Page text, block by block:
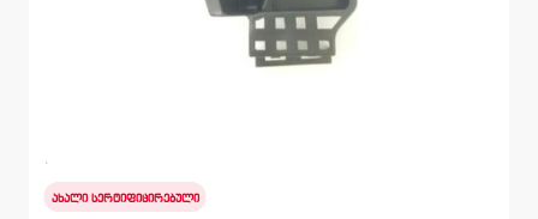
5E 2012 – 2017
ახალი სერტიფიცირებული